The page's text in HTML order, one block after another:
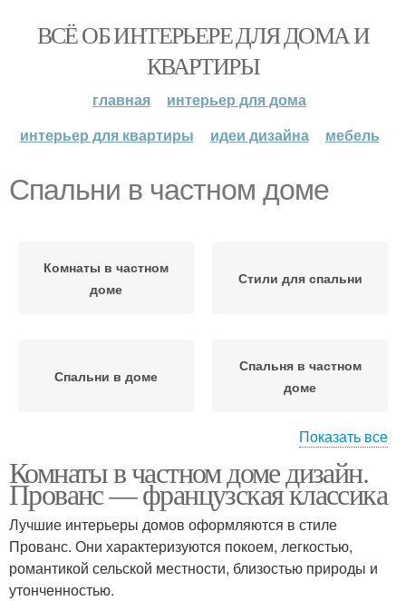
ВСЁ ОБ ИНТЕРЬЕРЕ ДЛЯ ДОМА И
КВАРТИРЫ
главная
интерьер для дома
интерьер для квартиры
идеи дизайна мебель
Спальни в частном доме
Комнаты в частном
доме
Стили для спальни
Спальни в доме
Спальня в частном
доме
спальни
Показать все
Комнаты в частном доме дизайн.
Прованс — французская классика
Лучшие интерьеры домов оформляются в стиле
Прованс. Они характеризуются покоем, легкостью,
романтикой сельской местности, близостью природы и
утонченностью.